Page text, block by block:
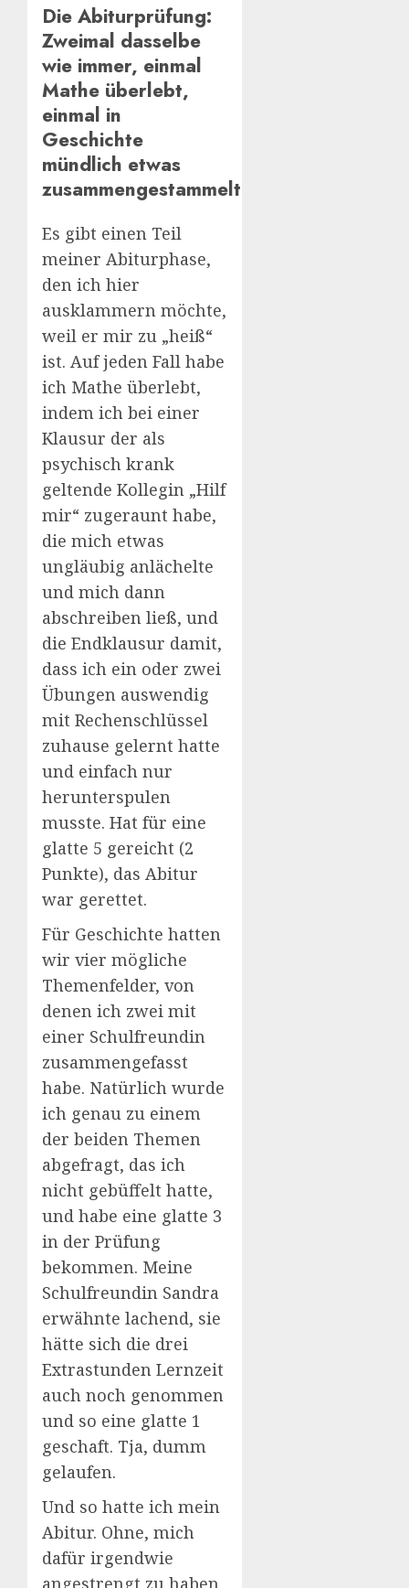
Die Abiturprüfung:
Zweimal dasselbe
wie immer, einmal
Mathe überlebt,
einmal in
Geschichte
mündlich etwas
zusammengestammelt
Es gibt einen Teil
meiner Abiturphase,
den ich hier
ausklammern möchte,
weil er mir zu „heiß“
ist. Auf jeden Fall habe
ich Mathe überlebt,
indem ich bei einer
Klausur der als
psychisch krank
geltende Kollegin „Hilf
mir“ zugeraunt habe,
die mich etwas
ungläubig anlächelte
und mich dann
abschreiben ließ, und
die Endklausur damit,
dass ich ein oder zwei
Übungen auswendig
mit Rechenschlüssel
zuhause gelernt hatte
und einfach nur
herunterspulen
musste. Hat für eine
glatte 5 gereicht (2
Punkte), das Abitur
war gerettet.
Für Geschichte hatten
wir vier mögliche
Themenfelder, von
denen ich zwei mit
einer Schulfreundin
zusammengefasst
habe. Natürlich wurde
ich genau zu einem
der beiden Themen
abgefragt, das ich
nicht gebüffelt hatte,
und habe eine glatte 3
in der Prüfung
bekommen. Meine
Schulfreundin Sandra
erwähnte lachend, sie
hätte sich die drei
Extrastunden Lernzeit
auch noch genommen
und so eine glatte 1
geschaft. Tja, dumm
gelaufen.
Und so hatte ich mein
Abitur. Ohne, mich
dafür irgendwie
angestrengt zu haben.